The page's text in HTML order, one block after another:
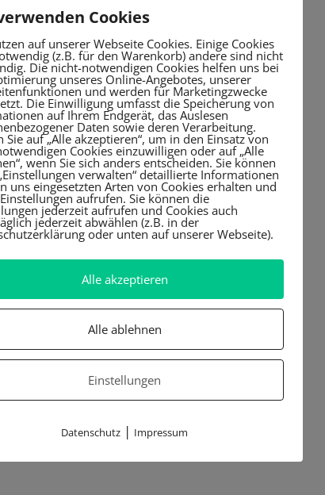
Cookies
auf unserer Webseite Cookies. Einige Cookies
(z.B. für den Warenkorb) andere sind nicht
Die nicht-notwendigen Cookies helfen uns bei
unseres Online-Angebotes, unserer
und werden für Marketingzwecke
Die Einwilligung umfasst die Speicherung von
auf Ihrem Endgerät, das Auslesen
Daten sowie deren Verarbeitung.
Sie auf „Alle akzeptieren“, um in den Einsatz von
Cookies einzuwilligen oder auf „Alle
wenn Sie sich anders entscheiden. Sie können
verwalten“ detaillierte Informationen
uns eingesetzten Arten von Cookies erhalten und
aufrufen. Sie können die
jederzeit aufrufen und Cookies auch
jederzeit abwählen (z.B. in der
oder unten auf unserer Webseite).
Alle akzeptieren
Alle ablehnen
Einstellungen
Datenschutz | Impressum